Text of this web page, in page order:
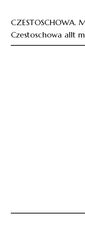
CZESTOSCHOWA.
Czestoschowa allt